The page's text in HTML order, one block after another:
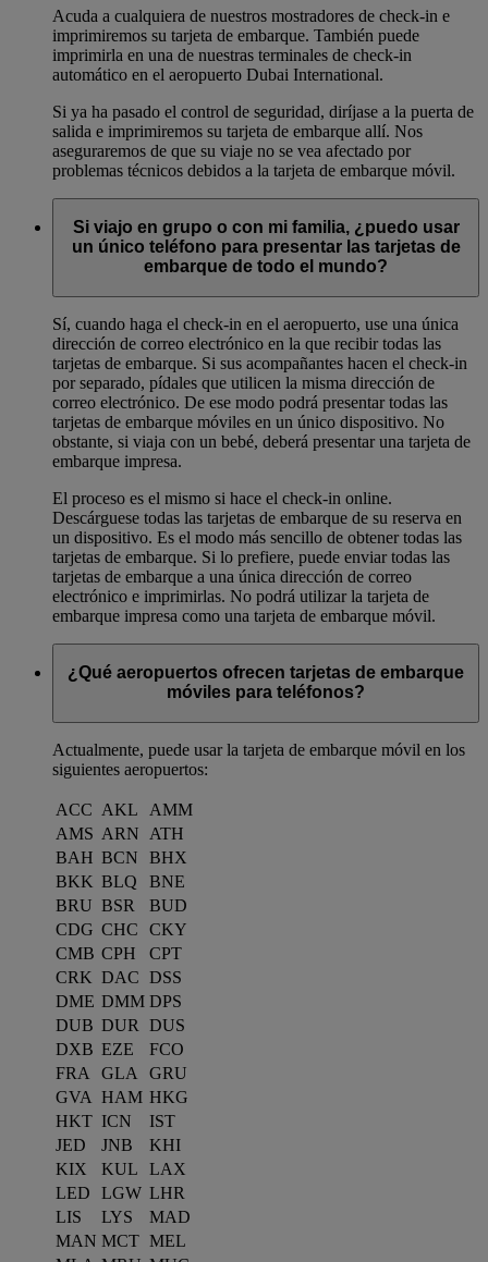
Acuda a cualquiera de nuestros mostradores de check-in e
imprimiremos su tarjeta de embarque. También puede
imprimirla en una de nuestras terminales de check-in
automático en el aeropuerto Dubai International.
Si ya ha pasado el control de seguridad, diríjase a la puerta de
salida e imprimiremos su tarjeta de embarque allí. Nos
aseguraremos de que su viaje no se vea afectado por
problemas técnicos debidos a la tarjeta de embarque móvil.
Si viajo en grupo o con mi familia, ¿puedo usar
un único teléfono para presentar las tarjetas de
embarque de todo el mundo?
Sí, cuando haga el check-in en el aeropuerto, use una única
dirección de correo electrónico en la que recibir todas las
tarjetas de embarque. Si sus acompañantes hacen el check-in
por separado, pídales que utilicen la misma dirección de
correo electrónico. De ese modo podrá presentar todas las
tarjetas de embarque móviles en un único dispositivo. No
obstante, si viaja con un bebé, deberá presentar una tarjeta de
embarque impresa.
El proceso es el mismo si hace el check-in online.
Descárguese todas las tarjetas de embarque de su reserva en
un dispositivo. Es el modo más sencillo de obtener todas las
tarjetas de embarque. Si lo prefiere, puede enviar todas las
tarjetas de embarque a una única dirección de correo
electrónico e imprimirlas. No podrá utilizar la tarjeta de
embarque impresa como una tarjeta de embarque móvil.
¿Qué aeropuertos ofrecen tarjetas de embarque
móviles para teléfonos?
Actualmente, puede usar la tarjeta de embarque móvil en los
siguientes aeropuertos:
ACC AKL
AMM
AMS ARN
ATH
BAH BCN
BHX
BKK BLQ
BNE
BRU BSR
BUD
CDG CHC
CKY
CMB CPH
CPT
CRK DAC DSS
DME DMM DPS
DUB DUR
DUS
DXB EZE
FCO
FRA
GLA
GRU
GVA HAM HKG
HKT ICN
IST
JED
JNB
KHI
KIX
KUL
LAX
LED
LGW LHR
LIS
LYS
MAD
MAN MCT MEL